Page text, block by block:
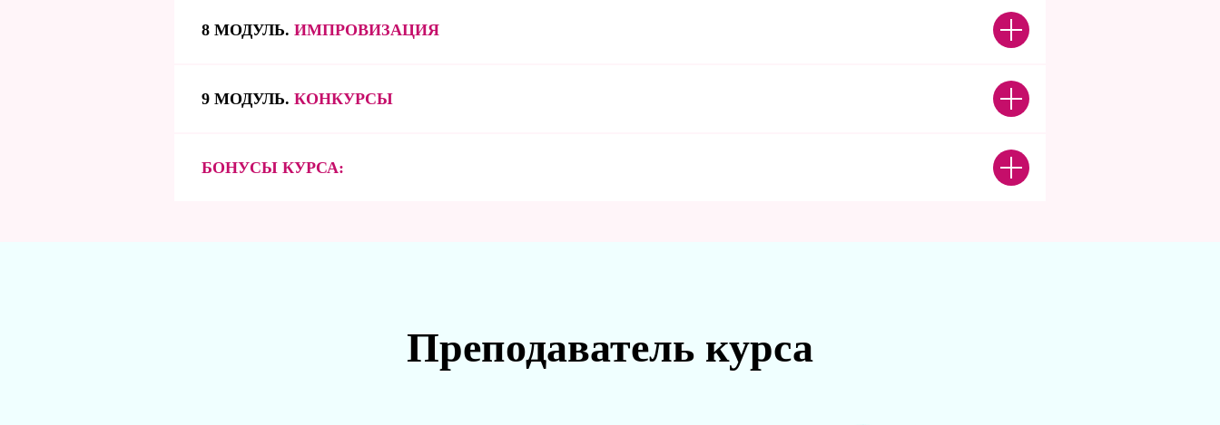
8 МОДУЛЬ. ИМПРОВИЗАЦИЯ
9 МОДУЛЬ. КОНКУРСЫ
БОНУСЫ КУРСА:
Преподаватель курса